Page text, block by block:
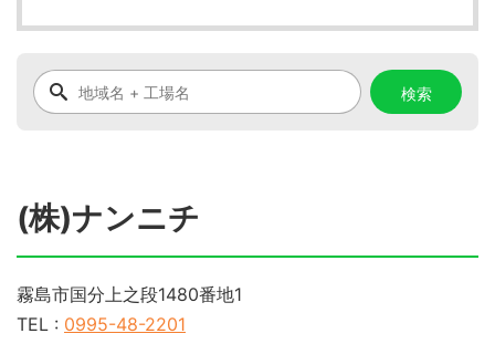
(株)ナンニチ
霧島市国分上之段1480番地1
TEL : 0995-48-2201